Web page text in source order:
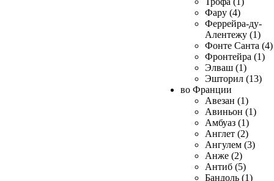
Фару (4)
Феррейра-ду-
Алентежу (1)
Фонте Санта (4)
Фронтейра (1)
Элваш (1)
Эшторил (13)
во Франции
Авезан (1)
Авиньон (1)
Амбуаз (1)
Англет (2)
Ангулем (3)
Анже (2)
Антиб (5)
Бандоль (1)